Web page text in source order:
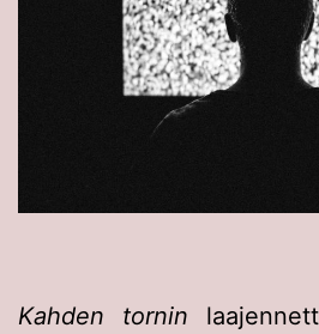
Kahden tornin